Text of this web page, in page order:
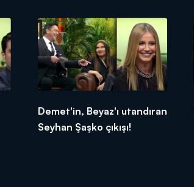
Demet'in, Beyaz'ı utandıran
Seyhan Şaşko çıkışı!